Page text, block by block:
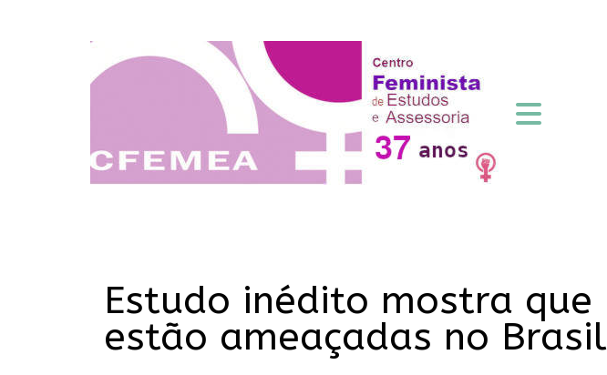
Estudo inédito mostra
estão ameaçadas no Brasil